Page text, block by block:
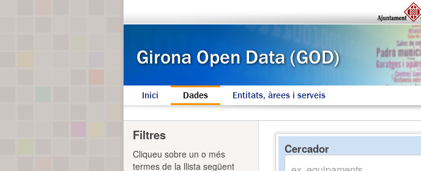
Inici Dades Entitats, àrees i serveis
Cercador
Filtres
Cliqueu sobre un o més
termes de la llista següent